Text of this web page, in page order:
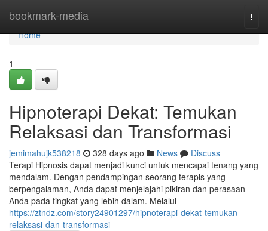
bookmark-media
Home
Home
1
Hipnoterapi Dekat: Temukan
Relaksasi dan Transformasi
jemimahujk538218 328 days ago News
Discuss
Terapi Hipnosis dapat menjadi kunci untuk mencapai tenang yang
mendalam. Dengan pendampingan seorang terapis yang
berpengalaman, Anda dapat menjelajahi pikiran dan perasaan
Anda pada tingkat yang lebih dalam. Melalui
https://ztndz.com/story24901297/hipnoterapi-dekat-temukan-
relaksasi-dan-transformasi